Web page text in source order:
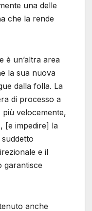
una delle
che la rende
è un’altra area
la sua nuova
dalla folla. La
di processo a
velocemente,
[e impedire] la
e il
garantisce
anche